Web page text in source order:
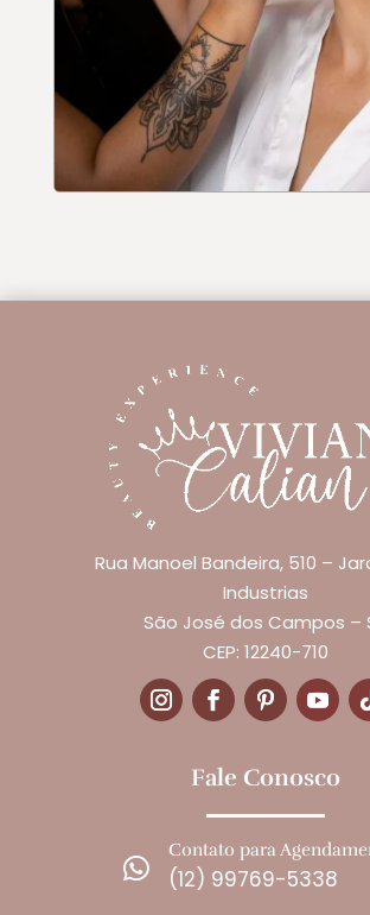
Rua Manoel Bandeira, 510 –
Industrias
São José dos Campos –
CEP: 12240-710
Fale Conosco

Contato para
(12) 99769-5338